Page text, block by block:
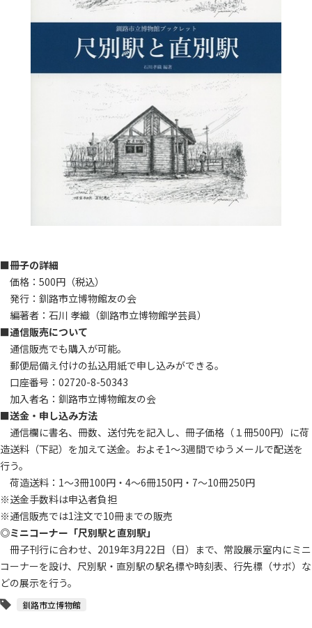
■冊子の詳細
価格：500円（税込）
発行：釧路市立博物館友の会
編著者：石川 孝織（釧路市立博物館学芸員）
■通信販売について
通信販売でも購入が可能。
郵便局備え付けの払込用紙で申し込みができる。
口座番号：02720-8-50343
加入者名：釧路市立博物館友の会
■送金・申し込み方法
通信欄に書名、冊数、送付先を記入し、冊子価格（１冊500円）に荷
造送料（下記）を加えて送金。およそ1～3週間でゆうメールで配送を
行う。
荷造送料：1～3冊100円・4～6冊150円・7～10冊250円
※送金手数料は申込者負担
※通信販売では1注文で10冊までの販売
◎ミニコーナー「尺別駅と直別駅」
冊子刊行に合わせ、2019年3月22日（日）まで、常設展示室内にミニ
コーナーを設け、尺別駅・直別駅の駅名標や時刻表、行先標（サボ）な
どの展示を行う。
釧路市立博物館